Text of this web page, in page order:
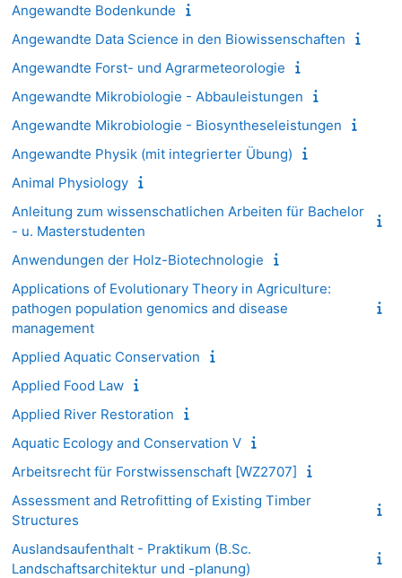
Angewandte Bodenkunde
Angewandte Data Science in den Biowissenschaften
Angewandte Forst- und Agrarmeteorologie
Angewandte Mikrobiologie - Abbauleistungen
Angewandte Mikrobiologie - Biosyntheseleistungen
Angewandte Physik (mit integrierter Übung)
Animal Physiology
Anleitung zum wissenschatlichen Arbeiten für Bachelor
- u. Masterstudenten
Anwendungen der Holz-Biotechnologie
Applications of Evolutionary Theory in Agriculture:
pathogen population genomics and disease
management
Applied Aquatic Conservation
Applied Food Law
Applied River Restoration
Aquatic Ecology and Conservation V
Arbeitsrecht für Forstwissenschaft [WZ2707]
Assessment and Retrofitting of Existing Timber
Structures
Auslandsaufenthalt - Praktikum (B.Sc.
Landschaftsarchitektur und -planung)